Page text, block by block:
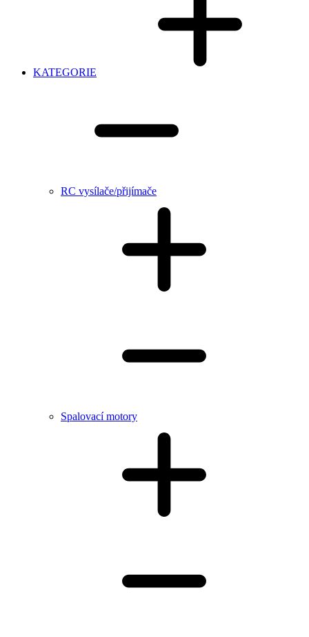
KATEGORIE
RC vysílače/přijímače
Spalovací motory